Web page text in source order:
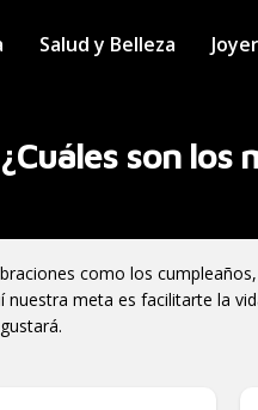
Salud y Belleza
son los
como los
meta es facilitarte la